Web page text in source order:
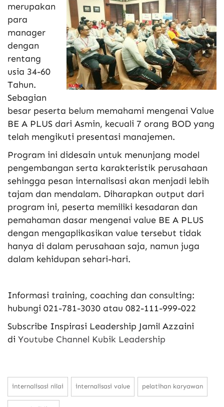
merupakan
para
manager
dengan
rentang
usia 34-60
Tahun.
Sebagian
besar peserta belum memahami mengenai Value
BE A PLUS dari Asmin, kecuali 7 orang BOD yang
telah mengikuti presentasi manajemen.
Program ini didesain untuk menunjang model
pengembangan serta karakteristik perusahaan
sehingga pesan internalisasi akan menjadi lebih
tajam dan mendalam. Diharapkan output dari
program ini, peserta memiliki kesadaran dan
pemahaman dasar mengenai value BE A PLUS
dengan mengaplikasikan value tersebut tidak
hanya di dalam perusahaan saja, namun juga
dalam kehidupan sehari-hari.
Informasi training, coaching dan consulting:
hubungi 021-781-3030 atau 082-111-999-022
Subscribe Inspirasi Leadership Jamil Azzaini
di Youtube Channel Kubik Leadership
internalisasi nilai internalisasi value pelatihan karyawan